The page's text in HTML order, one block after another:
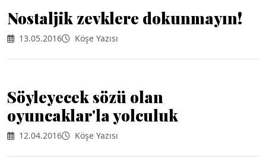
Nostaljik zevklere dokunmayın!
13.05.2016 Köşe Yazısı
Söyleyecek sözü olan
oyuncaklar'la yolculuk
12.04.2016 Köşe Yazısı